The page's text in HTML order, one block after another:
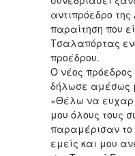
αντιπρόεδρο
παραίτηση που
Τσαλαπόρτας
προέδρου.
Ο νέος
δήλωσε αμέσως
«Θέλω να
μου όλους τους
παραμέρισαν το
εμείς και μου